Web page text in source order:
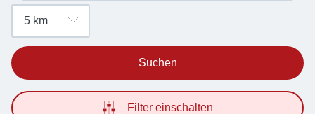
Suchen
Filter einschalten